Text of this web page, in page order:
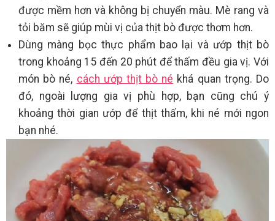
được mềm hơn và không bị chuyển màu. Mè rang và
tỏi băm sẽ giúp mùi vị của thịt bò được thơm hơn.
Dùng màng bọc thực phẩm bao lại và ướp thịt bò
trong khoảng 15 đến 20 phút để thấm đều gia vị. Với
món bò né, cách ướp thịt bò né khá quan trọng. Do
đó, ngoài lượng gia vị phù hợp, bạn cũng chú ý
khoảng thời gian ướp để thịt thấm, khi né mới ngon
bạn nhé.